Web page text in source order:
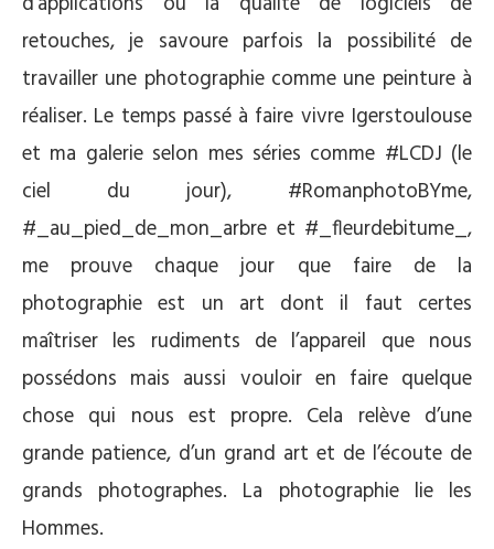
retouches, je savoure parfois la possibilité de
travailler une photographie comme une peinture à
réaliser. Le temps passé à faire vivre Igerstoulouse
et ma galerie selon mes séries comme #LCDJ (le
ciel du jour), #RomanphotoBYme,
#_au_pied_de_mon_arbre et #_fleurdebitume_,
me prouve chaque jour que faire de la
photographie est un art dont il faut certes
maîtriser les rudiments de l’appareil que nous
possédons mais aussi vouloir en faire quelque
chose qui nous est propre. Cela relève d’une
grande patience, d’un grand art et de l’écoute de
grands photographes. La photographie lie les
Hommes.